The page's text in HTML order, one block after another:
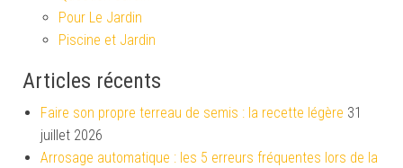
Pour Le Jardin
Piscine et Jardin
Articles récents
Faire son propre terreau de semis : la recette légère 31
juillet 2026
Arrosage automatique : les 5 erreurs fréquentes lors de la